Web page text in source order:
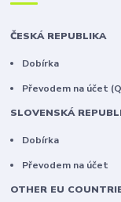
ČESKÁ REPUBLIKA
Dobírka
Převodem na účet
SLOVENSKÁ
Dobírka
Převodem na účet
OTHER EU